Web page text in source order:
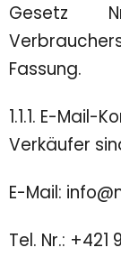
Gesetz
Fassung.
1.1.1. E-
Verkäufer
E-Mail:
Tel. Nr.: +421